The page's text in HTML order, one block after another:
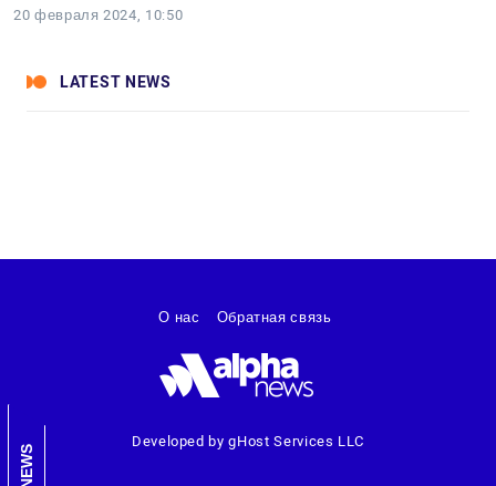
20 февраля 2024, 10:50
LATEST NEWS
NEWS
Developed by gHost Services LLC
О нас Обратная связь